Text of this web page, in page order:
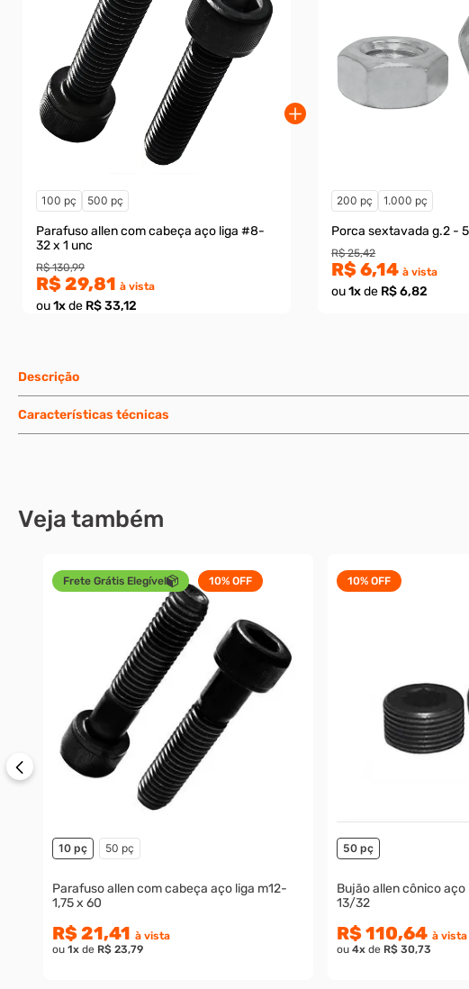
100 pç 500 pç
Parafuso allen com cabeça aço liga #8-
32 x 1 unc
R$ 130,99
R$ 29,81 à vista
ou1xde R$ 33,12
200 pç 1.000 pç
Porca sextavada g.2 -
R$ 25,42
R$ 6,14 à vista
ou1xde R$ 6,82
Descrição
Características técnicas
Veja também
Frete Grátis Elegível 10%OFF
10 pç 50 pç
Parafuso allen com cabeça aço liga m12-
1,75 x 60
R$ 21,41 à vista
ou 1xde R$ 23,79
10%OFF
50 pç
Bujão allen cônico
13/32
R$ 110,64 à vista
ou 4xde R$ 30,73